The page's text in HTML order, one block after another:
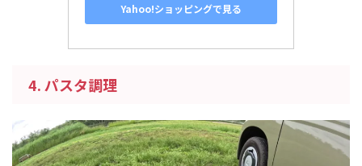
Yahoo!ショッピングで見る
4. パスタ調理